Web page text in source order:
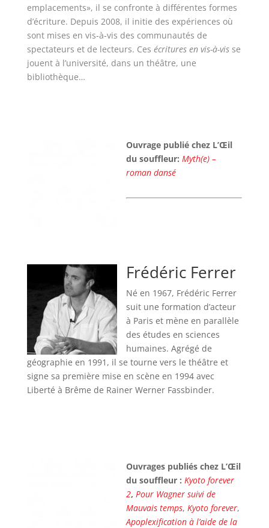
emplacements», il se confronte à différentes formes
d’écriture. Depuis 2008, il initie des expériences où
sont mises en vis-à-vis des communautés de
spectateurs et de lecteurs. Ces écritures en vis-à-visse
jouent à l’université, dans un théâtre, une
bibliothèque…
Ouvrage publié chez L’Œil
du souffleur: Myth(e) –
roman dansé
Frédéric Ferrer
Né en 1967, Frédéric Ferrer
suit une formation d’acteur
à Paris et mène en parallèle
des études en sciences
humaines. Agrégé de
géographie en 1991, il se tourne vers le théâtre et
signe sa première mise en scène en 1994 avec
Liberté à Brême de Rainer Werner Fassbinder.
Ouvrages publiés chez L’Œil
du souffleur : Kyoto forever
2, Pour Wagner suivi de
Mauvais temps, Kyoto forever,
Apoplexification à l’aide de la